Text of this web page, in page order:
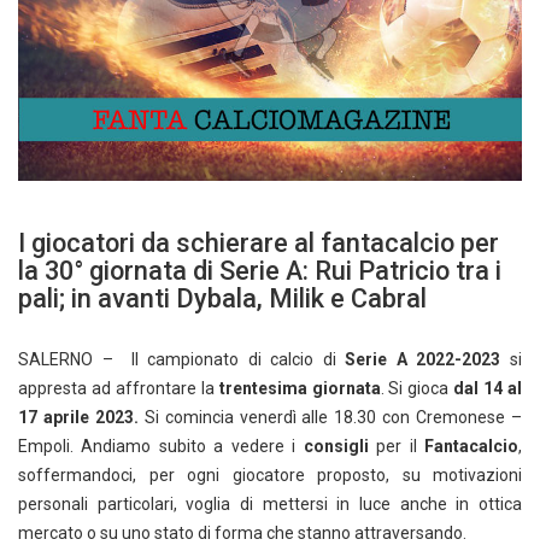
I giocatori da schierare al fantacalcio per
la 30° giornata di Serie A: Rui Patricio tra i
pali; in avanti Dybala, Milik e Cabral
SALERNO – Il campionato di calcio di Serie A 2022-2023 si
appresta ad affrontare la trentesima giornata. Si gioca dal 14 al
17 aprile 2023. Si comincia venerdì alle 18.30 con Cremonese –
Empoli. Andiamo subito a vedere i consigli per il Fantacalcio,
soffermandoci, per ogni giocatore proposto, su motivazioni
personali particolari, voglia di mettersi in luce anche in ottica
mercato o su uno stato di forma che stanno attraversando.